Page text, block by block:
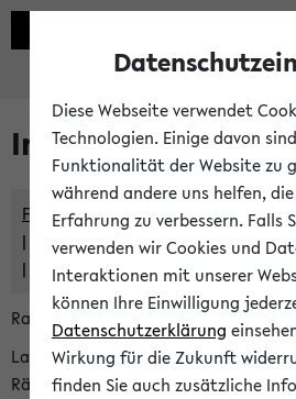
Im eKVV
Freie Räume und
Raumüberschneidungen
Hinweise der zentralen
Raumanfragen:
raumvergabe@uni-
Lassen Sie sich alle Räume anzeigen
Räumen mit bestimmten
Diese Webseite verwendet
Technologien. Einige davon
Funktionalität der Website zu
während andere uns helfen,
Erfahrung zu verbessern. Falls
verwenden wir Cookies und
Interaktionen mit unserer
können Ihre Einwilligung
Datenschutzerklärung
Wirkung für die Zukunft
finden Sie auch zusätzliche